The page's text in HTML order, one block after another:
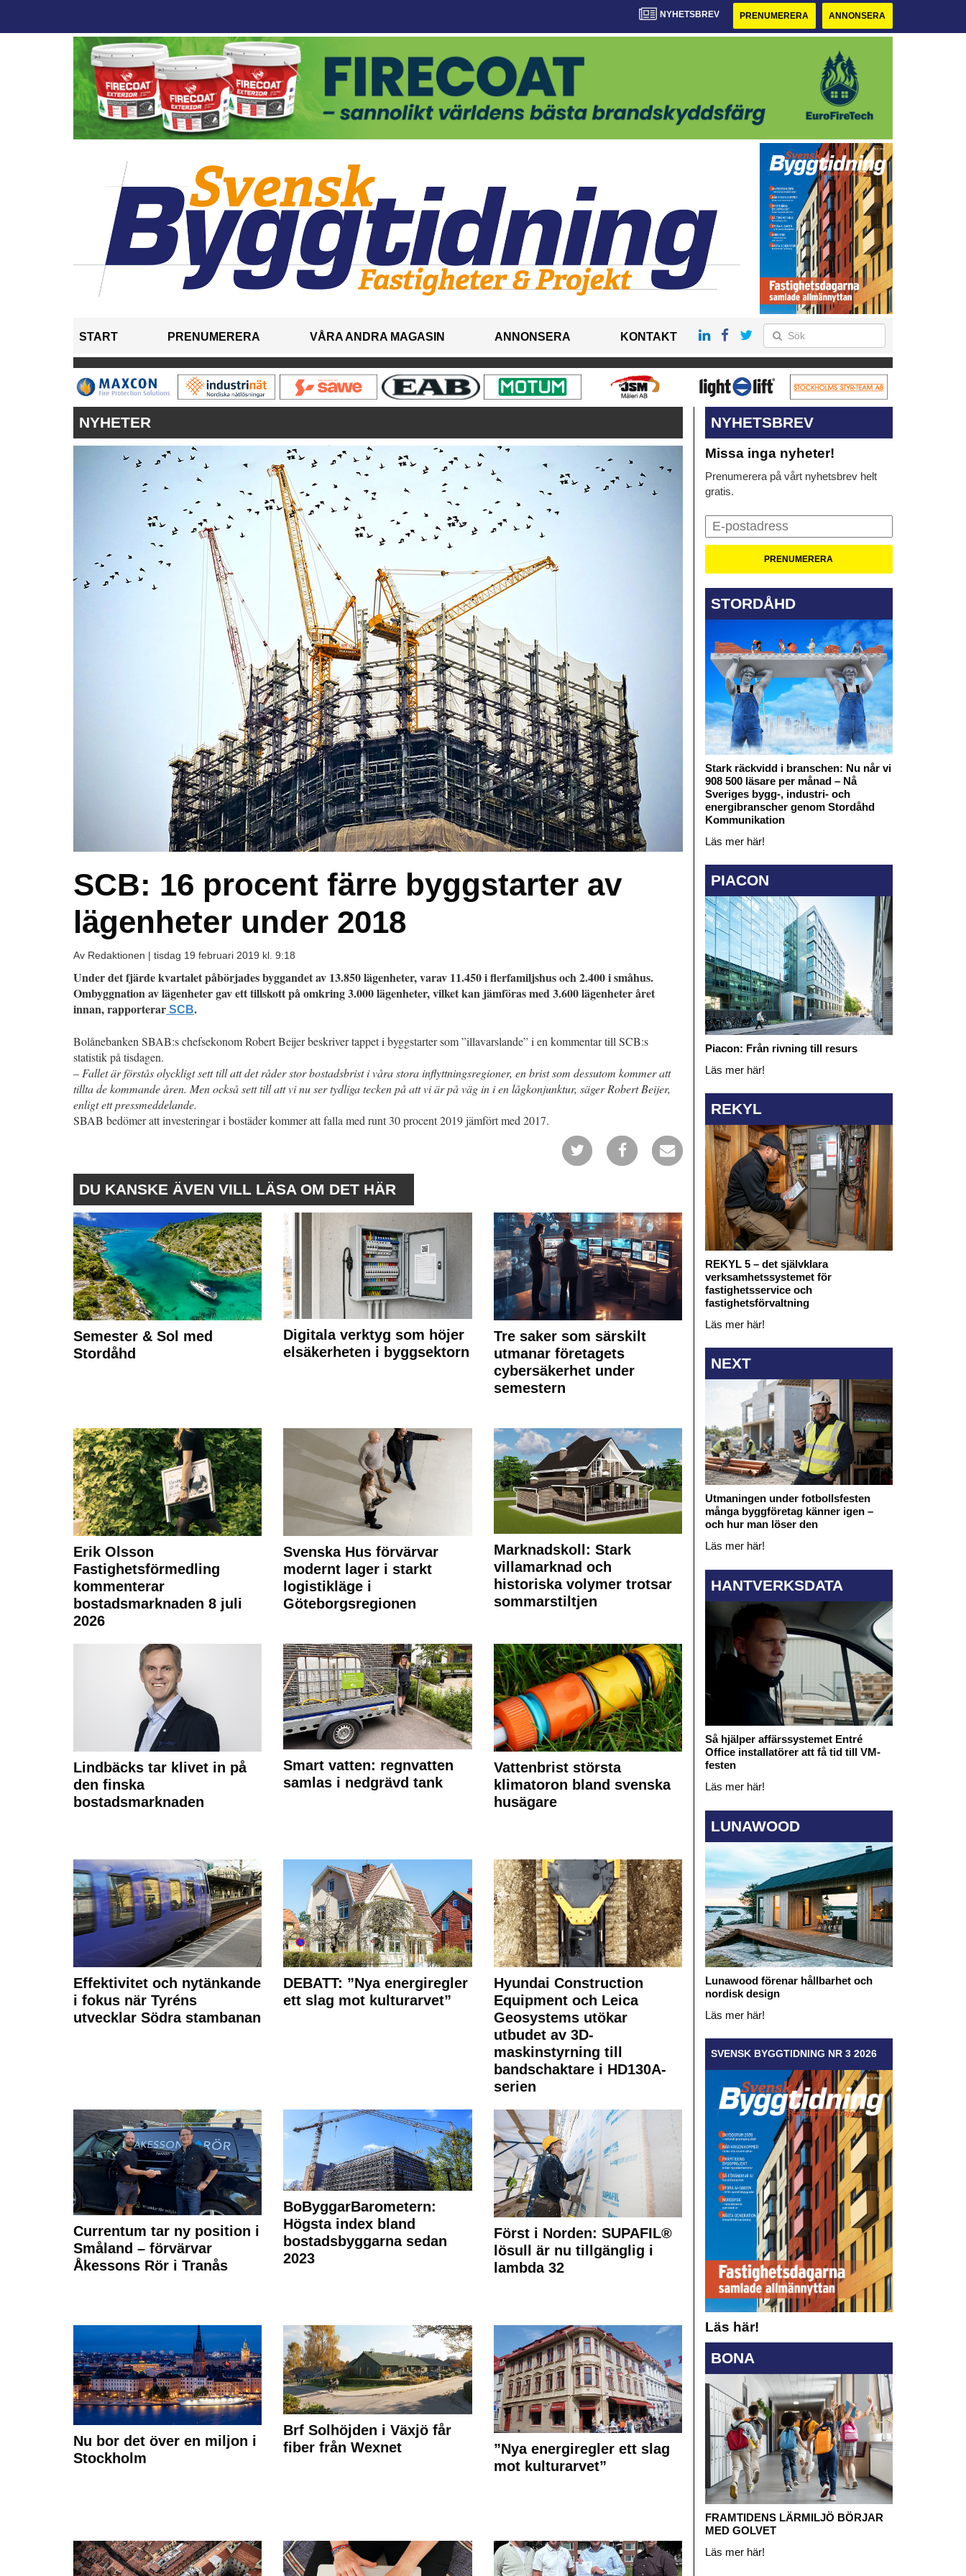
NYHETSBREV PRENUMERERA ANNONSERA
START PRENUMERERA VÅRA ANDRA MAGASIN ANNONSERA KONTAKT
NYHETER
SCB: 16 procent färre byggstarter av
lägenheter under 2018
Av Redaktionen | tisdag 19 februari 2019 kl. 9:18
Under det fjärde kvartalet påbörjades byggandet av 13.850 lägenheter, varav 11.450 i flerfamiljshus och 2.400 i småhus.
Ombyggnation av lägenheter gav ett tillskott på omkring 3.000 lägenheter, vilket kan jämföras med 3.600 lägenheter året
innan, rapporterar SCB.
Bolånebanken SBAB:s chefsekonom Robert Beijer beskriver tappet i byggstarter som ”illavarslande” i en kommentar till SCB:s
statistik på tisdagen.
– Fallet är förstås olyckligt sett till att det råder stor bostadsbrist i våra stora inflyttningsregioner, en brist som dessutom kommer att
tillta de kommande åren. Men också sett till att vi nu ser tydliga tecken på att vi är på väg in i en lågkonjunktur, säger Robert Beijer,
enligt ett pressmeddelande.
SBAB bedömer att investeringar i bostäder kommer att falla med runt 30 procent 2019 jämfört med 2017.
DU KANSKE ÄVEN VILL LÄSA OM DET HÄR
Semester & Sol med
Stordåhd
Digitala verktyg som höjer
elsäkerheten i byggsektorn
Tre saker som särskilt
utmanar företagets
cybersäkerhet under
semestern
Erik Olsson
Fastighetsförmedling
kommenterar
bostadsmarknaden 8 juli
2026
Svenska Hus förvärvar
modernt lager i starkt
logistikläge i
Göteborgsregionen
Marknadskoll: Stark
villamarknad och
historiska volymer trotsar
sommarstiltjen
Lindbäcks tar klivet in på
den finska
bostadsmarknaden
Smart vatten: regnvatten
samlas i nedgrävd tank
Vattenbrist största
klimatoron bland svenska
husägare
Effektivitet och nytänkande
i fokus när Tyréns
utvecklar Södra stambanan
DEBATT: ”Nya energiregler
ett slag mot kulturarvet”
Hyundai Construction
Equipment och Leica
Geosystems utökar
utbudet av 3D-
maskinstyrning till
bandschaktare i HD130A-
serien
Currentum tar ny position i
Småland – förvärvar
Åkessons Rör i Tranås
BoByggarBarometern:
Högsta index bland
bostadsbyggarna sedan
2023
Först i Norden: SUPAFIL®
lösull är nu tillgänglig i
lambda 32
Nu bor det över en miljon i
Stockholm
Brf Solhöjden i Växjö får
fiber från Wexnet
”Nya energiregler ett slag
mot kulturarvet”
NYHETSBREV
Missa inga nyheter!
Prenumerera på vårt nyhetsbrev helt
gratis.
STORDÅHD
Stark räckvidd i branschen: Nu når vi
908 500 läsare per månad – Nå
Sveriges bygg-, industri- och
energibranscher genom Stordåhd
Kommunikation
Läs mer här!
PIACON
Piacon: Från rivning till resurs
Läs mer här!
REKYL
REKYL 5 – det självklara
verksamhetssystemet för
fastighetsservice och
fastighetsförvaltning
Läs mer här!
NEXT
Utmaningen under fotbollsfesten
många byggföretag känner igen –
och hur man löser den
Läs mer här!
HANTVERKSDATA
Så hjälper affärssystemet Entré
Office installatörer att få tid till VM-
festen
Läs mer här!
LUNAWOOD
Lunawood förenar hållbarhet och
nordisk design
Läs mer här!
SVENSK BYGGTIDNING NR 3 2026
Läs här!
BONA
FRAMTIDENS LÄRMILJÖ BÖRJAR
MED GOLVET
Läs mer här!